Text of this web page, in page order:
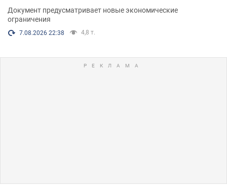
Документ предусматривает новые экономические
ограничения
7.08.2026 22:38 4,8 т.